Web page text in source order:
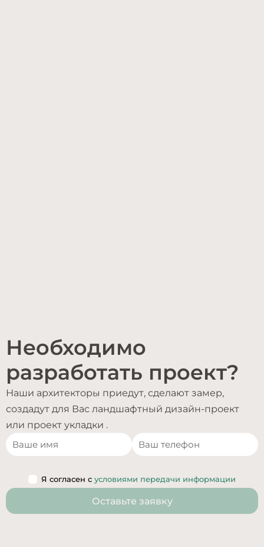
Необходимо
разработать проект?
Наши архитекторы приедут, сделают замер,
создадут для Вас ландшафтный дизайн-проект
или проект укладки .
Я согласен с условиями передачи информации
Оставьте заявку